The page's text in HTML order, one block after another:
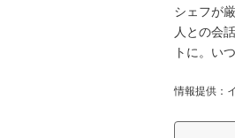
シェフが
人との会
トに。い
情報提供：